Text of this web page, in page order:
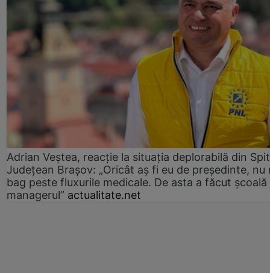
Adrian Veștea, reacție la situația deplorabilă din
Județean Brașov: „Oricât aș fi eu de președinte, nu
bag peste fluxurile medicale. De asta a făcut școală
managerul” actualitate.net